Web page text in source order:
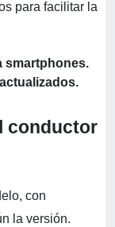
para facilitar la
smartphones.
conductor
con
la versión.